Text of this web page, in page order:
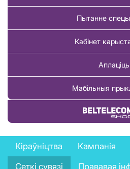
Пытанне
Кабінет
Аплаціць
Мабільныя
Купіць
Company
menu
Кіраўніцтва Кампанія
Сеткі сувязі
Прававая